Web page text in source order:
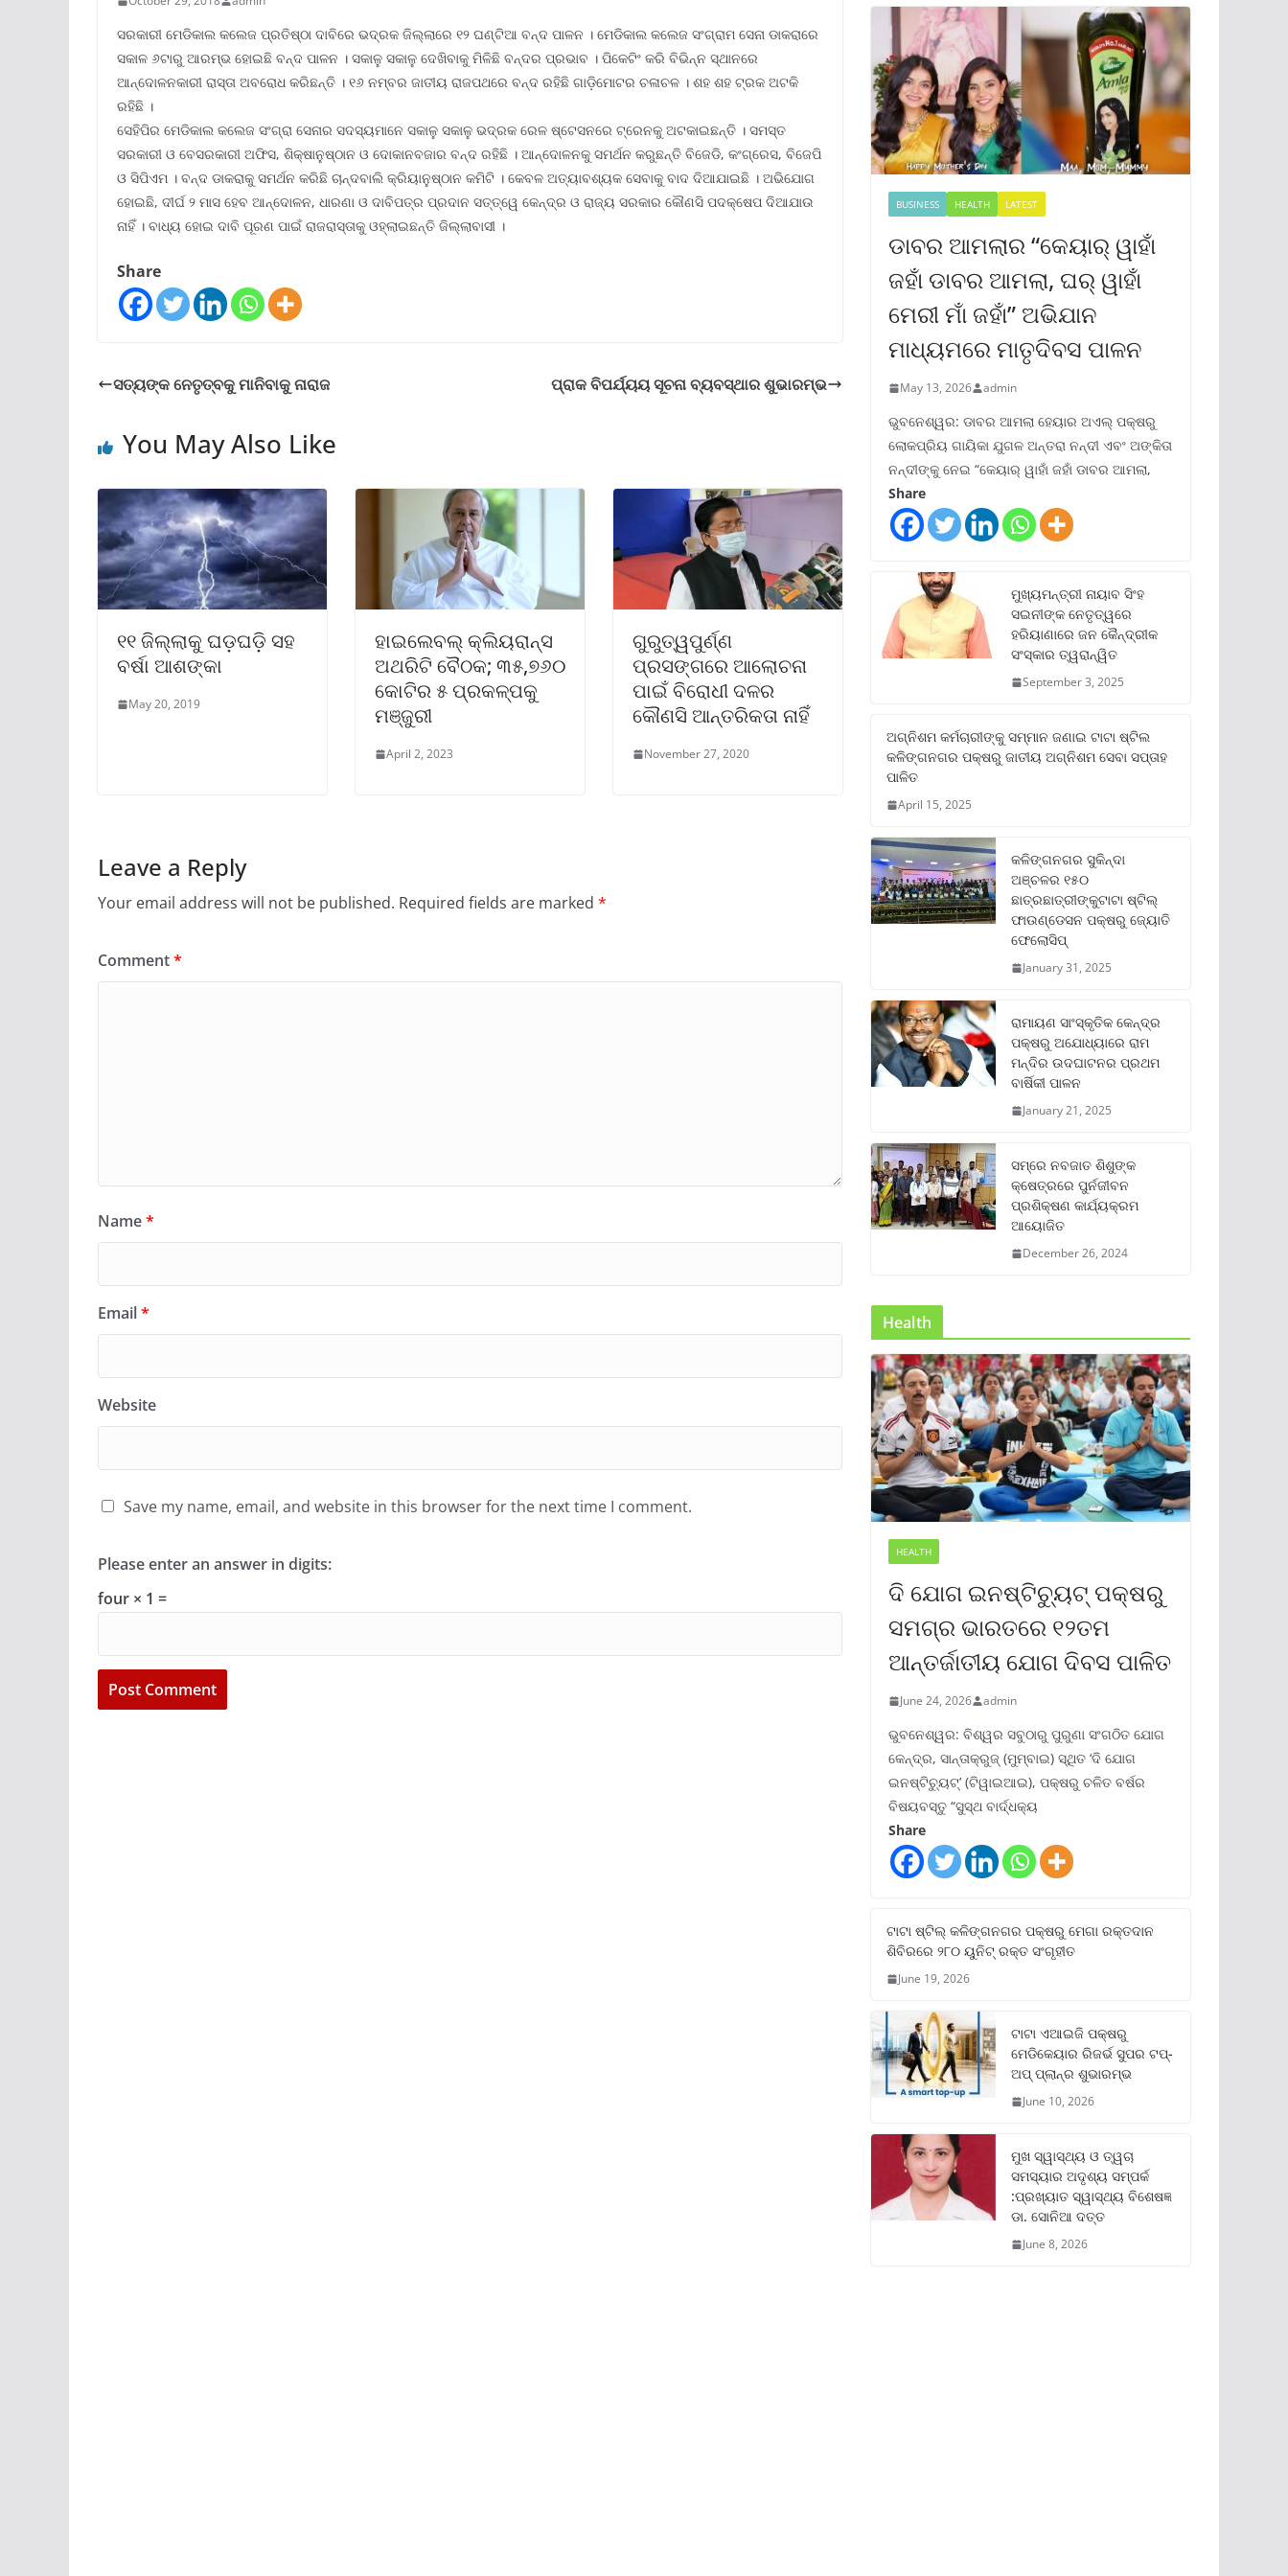
ସରକାରୀ ମେଡିକାଲ କଲେଜ ପ୍ରତିଷ୍ଠା ଦାବିରେ ଭଦ୍ରକ ଜିଲ୍ଲାରେ ୧୨ ଘଣ୍ଟିଆ ବନ୍ଦ ପାଳନ । ମେଡିକାଲ କଲେଜ ସଂଗ୍ରାମ ସେନା ଡାକରାରେ
ସକାଳ ୬ଟାରୁ ଆରମ୍ଭ ହୋଇଛି ବନ୍ଦ ପାଳନ । ସକାଳୁ ସକାଳୁ ଦେଖିବାକୁ ମିଳିଛି ବନ୍ଦର ପ୍ରଭାବ । ପିକେଟିଂ କରି ବିଭିନ୍ନ ସ୍ଥାନରେ
ଆନ୍ଦୋଳନକାରୀ ରାସ୍ତା ଅବରୋଧ କରିଛନ୍ତି । ୧୬ ନମ୍ବର ଜାତୀୟ ରାଜପଥରେ ବନ୍ଦ ରହିଛି ଗାଡ଼ିମୋଟର ଚଳାଚଳ । ଶହ ଶହ ଟ୍ରକ ଅଟକି
ରହିଛି ।
ସେହିପିର ମେଡିକାଲ କଲେଜ ସଂଗ୍ରା ସେନାର ସଦସ୍ୟମାନେ ସକାଳୁ ସକାଳୁ ଭଦ୍ରକ ରେଳ ଷ୍ଟେସନରେ ଟ୍ରେନକୁ ଅଟକାଇଛନ୍ତି । ସମସ୍ତ
ସରକାରୀ ଓ ବେସରକାରୀ ଅଫିସ, ଶିକ୍ଷାନୁଷ୍ଠାନ ଓ ଦୋକାନବଜାର ବନ୍ଦ ରହିଛି । ଆନ୍ଦୋଳନକୁ ସମର୍ଥନ କରୁଛନ୍ତି ବିଜେଡି, କଂଗ୍ରେସ, ବିଜେପି
ଓ ସିପିଏମ । ବନ୍ଦ ଡାକରାକୁ ସମର୍ଥନ କରିଛି ଚାନ୍ଦବାଲି କ୍ରିୟାନୁଷ୍ଠାନ କମିଟି । କେବଳ ଅତ୍ୟାବଶ୍ୟକ ସେବାକୁ ବାଦ ଦିଆଯାଇଛି । ଅଭିଯୋଗ
ହୋଇଛି, ଦୀର୍ଘ ୨ ମାସ ହେବ ଆନ୍ଦୋଳନ, ଧାରଣା ଓ ଦାବିପତ୍ର ପ୍ରଦାନ ସତ୍ତ୍ୱେ କେନ୍ଦ୍ର ଓ ରାଜ୍ୟ ସରକାର କୌଣସି ପଦକ୍ଷେପ ଦିଆଯାଉ
ନାହିଁ । ବାଧ୍ୟ ହୋଇ ଦାବି ପୂରଣ ପାଇଁ ରାଜରାସ୍ତାକୁ ଓହ୍ଲାଇଛନ୍ତି ଜିଲ୍ଲାବାସୀ ।
Share
ସତ୍ୟଙ୍କ ନେତୃତ୍ବକୁ ମାନିବାକୁ ନାରାଜ ପ୍ରାକ ବିପର୍ଯ୍ୟୟ ସୂଚନା ବ୍ୟବସ୍ଥାର ଶୁଭାରମ୍ଭ
You May Also Like
୧୧ ଜିଲ୍ଲାକୁ ଘଡ଼ଘଡ଼ି ସହ
ବର୍ଷା ଆଶଙ୍କା
May 20, 2019
ହାଇଲେବଲ୍ କ୍ଲିୟରାନ୍ସ
ଅଥରିଟି ବୈଠକ; ୩୫,୭୬୦
କୋଟିର ୫ ପ୍ରକଳ୍ପକୁ
ମଞ୍ଜୁରୀ
April 2, 2023
ଗୁରୁତ୍ୱପୁର୍ଣ୍ଣ
ପ୍ରସଙ୍ଗରେ ଆଲୋଚନା
ପାଇଁ ବିରୋଧୀ ଦଳର
କୌଣସି ଆନ୍ତରିକତା ନାହିଁ
November 27, 2020
Leave a Reply
Your email address will not be published. Required fields are marked *
Comment*
Name*
Email*
Website
Save my name, email, and website in this browser for the next time I comment.
Please enter an answer in digits:
four × 1 =
BUSINESS HEALTH LATEST
ଡାବର ଆମଲାର “କେୟାର୍ ୱାହାଁ
ଜହାଁ ଡାବର ଆମଲା, ଘର୍ ୱାହାଁ
ମେରୀ ମାଁ ଜହାଁ” ଅଭିଯାନ
ମାଧ୍ୟମରେ ମାତୃଦିବସ ପାଳନ
May 13, 2026 admin
ଭୁବନେଶ୍ୱର: ଡାବର ଆମଲା ହେୟାର ଅଏଲ୍ ପକ୍ଷରୁ
ଲୋକପ୍ରିୟ ଗାୟିକା ଯୁଗଳ ଅନ୍ତରା ନନ୍ଦୀ ଏବଂ ଅଙ୍କିତା
ନନ୍ଦୀଙ୍କୁ ନେଇ “କେୟାର୍ ୱାହାଁ ଜହାଁ ଡାବର ଆମଲା,
Share
ମୁଖ୍ୟମନ୍ତ୍ରୀ ନାୟାବ ସିଂହ
ସଇନୀଙ୍କ ନେତୃତ୍ୱରେ
ହରିୟାଣାରେ ଜନ କୈନ୍ଦ୍ରୀକ
ସଂସ୍କାର ତ୍ୱରାନ୍ୱିତ
September 3, 2025
ଅଗ୍ନିଶମ କର୍ମଚାରୀଙ୍କୁ ସମ୍ମାନ ଜଣାଇ ଟାଟା ଷ୍ଟିଲ
କଳିଙ୍ଗନଗର ପକ୍ଷରୁ ଜାତୀୟ ଅଗ୍ନିଶମ ସେବା ସପ୍ତାହ
ପାଳିତ
April 15, 2025
କଳିଙ୍ଗନଗର ସୁକିନ୍ଦା
ଅଞ୍ଚଳର ୧୫୦
ଛାତ୍ରଛାତ୍ରୀଙ୍କୁଟାଟା ଷ୍ଟିଲ୍
ଫାଉଣ୍ଡେସନ ପକ୍ଷରୁ ଜ୍ୟୋତି
ଫେଲୋସିପ୍‌
January 31, 2025
ରାମାୟଣ ସାଂସ୍କୃତିକ କେନ୍ଦ୍ର
ପକ୍ଷରୁ ଅଯୋଧ୍ୟାରେ ରାମ
ମନ୍ଦିର ଉଦଘାଟନର ପ୍ରଥମ
ବାର୍ଷିକୀ ପାଳନ
January 21, 2025
ସମ୍‌ରେ ନବଜାତ ଶିଶୁଙ୍କ
କ୍ଷେତ୍ରରେ ପୁର୍ନଜୀବନ
ପ୍ରଶିକ୍ଷଣ କାର୍ଯ୍ୟକ୍ରମ
ଆୟୋଜିତ
December 26, 2024
Health
HEALTH
ଦି ଯୋଗ ଇନଷ୍ଟିଚ୍ୟୁଟ୍ ପକ୍ଷରୁ
ସମଗ୍ର ଭାରତରେ ୧୨ତମ
ଆନ୍ତର୍ଜାତୀୟ ଯୋଗ ଦିବସ ପାଳିତ
June 24, 2026 admin
ଭୁବନେଶ୍ୱର: ବିଶ୍ୱର ସବୁଠାରୁ ପୁରୁଣା ସଂଗଠିତ ଯୋଗ
କେନ୍ଦ୍ର, ସାନ୍ତାକ୍ରୁଜ୍ (ମୁମ୍ବାଇ) ସ୍ଥିତ ‘ଦି ଯୋଗ
ଇନଷ୍ଟିଚ୍ୟୁଟ୍‌’ (ଟିୱାଇଆଇ), ପକ୍ଷରୁ ଚଳିତ ବର୍ଷର
ବିଷୟବସ୍ତୁ “ସୁସ୍ଥ ବାର୍ଦ୍ଧକ୍ୟ
Share
ଟାଟା ଷ୍ଟିଲ୍‌ କଳିଙ୍ଗନଗର ପକ୍ଷରୁ ମେଗା ରକ୍ତଦାନ
ଶିବିରରେ ୨୮୦ ୟୁନିଟ୍‌ ରକ୍ତ ସଂଗୃହୀତ
June 19, 2026
ଟାଟା ଏଆଇଜି ପକ୍ଷରୁ
ମେଡିକେୟାର ରିଜର୍ଭ ସୁପର ଟପ୍‌-
ଅପ୍ ପ୍ଲାନ୍‌ର ଶୁଭାରମ୍ଭ
June 10, 2026
ମୁଖ ସ୍ୱାସ୍ଥ୍ୟ ଓ ତ୍ୱଚା
ସମସ୍ୟାର ଅଦୃଶ୍ୟ ସମ୍ପର୍କ
:ପ୍ରଖ୍ୟାତ ସ୍ୱାସ୍ଥ୍ୟ ବିଶେଷଜ୍ଞ
ଡା. ସୋନିଆ ଦତ୍ତ
June 8, 2026